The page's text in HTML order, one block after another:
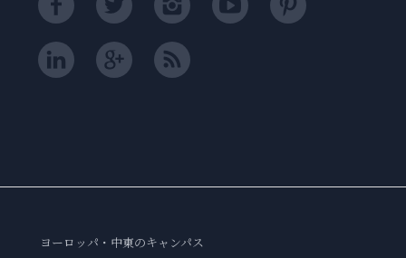
ヨーロッパ・中東のキャンパス